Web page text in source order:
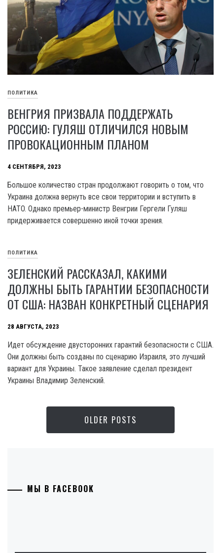
ПОЛИТИКА
ВЕНГРИЯ ПРИЗВАЛА ПОДДЕРЖАТЬ
РОССИЮ: ГУЛЯШ ОТЛИЧИЛСЯ НОВЫМ
ПРОВОКАЦИОННЫМ ПЛАНОМ
4 СЕНТЯБРЯ, 2023
Большое количество стран продолжают говорить о том, что
Украина должна вернуть все свои территории и вступить в
HATO. Однако премьер-министр Венгрии Гергели Гуляш
придерживается совершенно иной точки зрения.
ПОЛИТИКА
ЗЕЛЕНСКИЙ РАССКАЗАЛ, КАКИМИ
ДОЛЖНЫ БЫТЬ ГАРАНТИИ БЕЗОПАСНОСТИ
ОТ США: НАЗВАН КОНКРЕТНЫЙ СЦЕНАРИЯ
28 АВГУСТА, 2023
Идет обсуждение двусторонних гарантий безопасности с США.
Они должны быть созданы по сценарию Израиля, это лучший
вариант для Украины. Такое заявление сделал президент
Украины Владимир Зеленский.
OLDER POSTS
МЫ В FACEBOOK